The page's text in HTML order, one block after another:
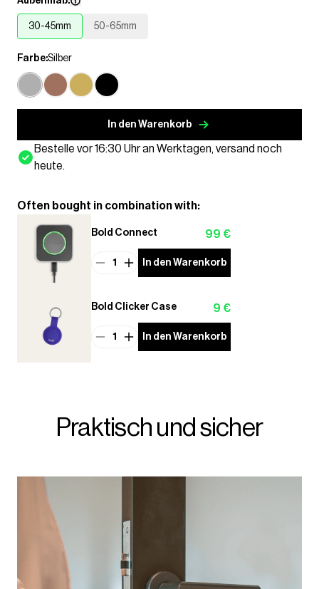
30-45mm 50-65mm
Farbe:Silber
In den Warenkorb
Bestelle vor 16:30 Uhr an Werktagen, versand noch
heute.
Often bought in combination with:
Bold Connect 99 €
1 In den Warenkorb
Bold Clicker Case 9 €
1 In den Warenkorb
Praktisch und sicher